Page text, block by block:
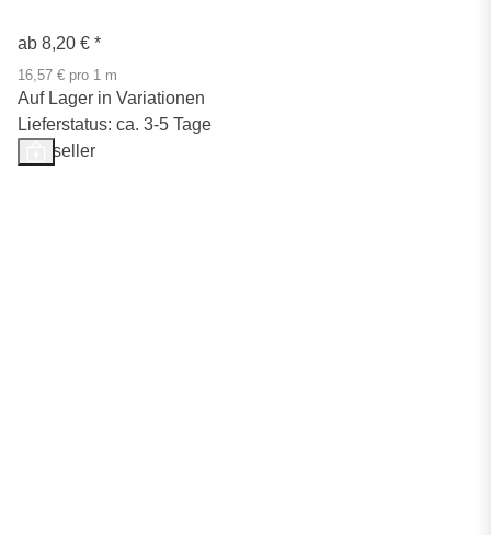
ab 8,20 € *
16,57 € pro 1 m
Auf Lager in Variationen
Lieferstatus: ca. 3-5 Tage
Bestseller